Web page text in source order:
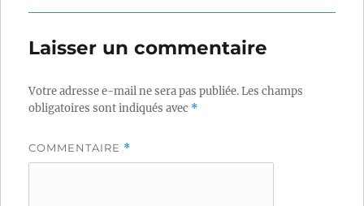
Laisser un commentaire
Votre adresse e-mail ne sera pas publiée.Les champs
obligatoires sont indiqués avec *
COMMENTAIRE *